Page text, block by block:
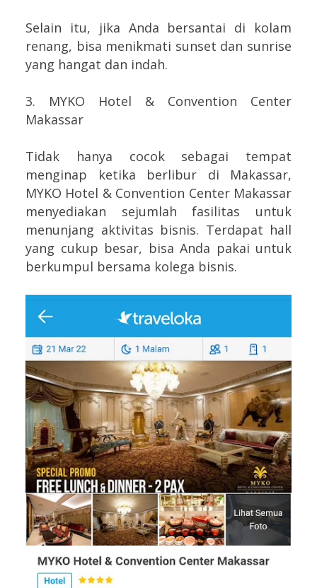
Selain itu, jika Anda bersantai di kolam
renang, bisa menikmati sunset dan sunrise
yang hangat dan indah.
3. MYKO Hotel & Convention Center
Makassar
Tidak hanya cocok sebagai tempat
menginap ketika berlibur di Makassar,
MYKO Hotel & Convention Center Makassar
menyediakan sejumlah fasilitas untuk
menunjang aktivitas bisnis. Terdapat hall
yang cukup besar, bisa Anda pakai untuk
berkumpul bersama kolega bisnis.